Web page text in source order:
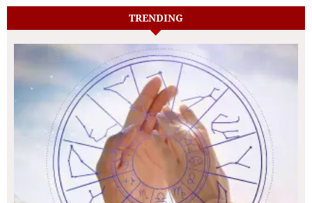
TRENDING